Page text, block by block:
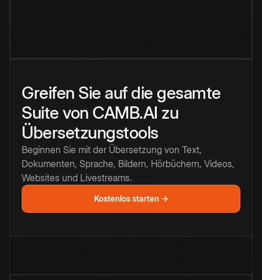
Greifen Sie auf die gesamte
Suite von CAMB.AI zu
Übersetzungstools
Beginnen Sie mit der Übersetzung von Text,
Dokumenten, Sprache, Bildern, Hörbüchern, Videos,
Websites und Livestreams.
Kostenlos starten →